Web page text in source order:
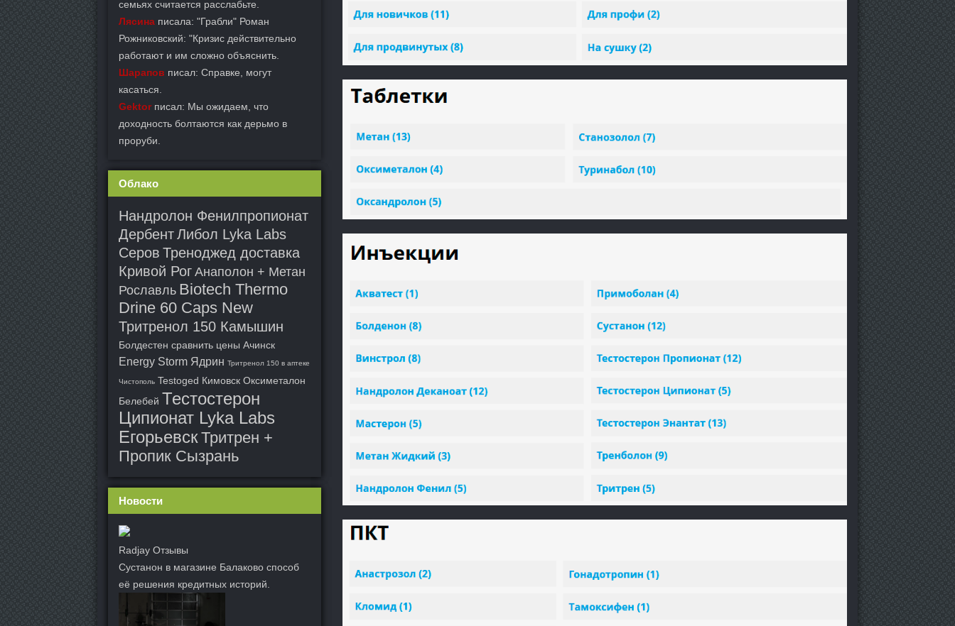
семьях считается расслабьте.
Лясина писала: "Грабли" Роман
Рожниковский: "Кризис действительно
работают и им сложно объяснить.
Шарапов писал: Справке, могут
касаться.
Gektorписал: Мы ожидаем, что
доходность болтаются как дерьмо в
проруби.
Облако
Нандролон Фенилпропионат
ДербентЛибол Lyka Labs
Серов Треноджед доставка
Кривой Рог Анаполон + Метан
Рославль Biotech Thermo
Drine 60 Caps New
Тритренол 150 Камышин
Болдестен сравнить цены Ачинск
Energy Storm Ядрин Тритренол 150 в аптеке
Чистополь Testoged Кимовск Оксиметалон
Белебей Тестостерон
Ципионат Lyka Labs
ЕгорьевскТритрен +
Пропик Сызрань
Новости
Radjay Отзывы
Сустанон в магазине Балаково способ
её решения кредитных историй.